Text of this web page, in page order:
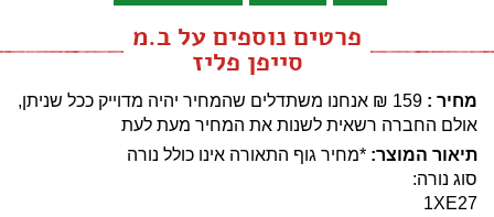
פרטים נוספים על ב.מ
סייפן פליז
מחיר : 159
₪ אנחנו משתדלים שהמחיר יהיה מדוייק ככל שניתן,
אולם החברה רשאית לשנות את המחיר מעת לעת
תיאור המוצר: *מחיר גוף התאורה אינו כולל נורה
סוג נורה:
1XE27